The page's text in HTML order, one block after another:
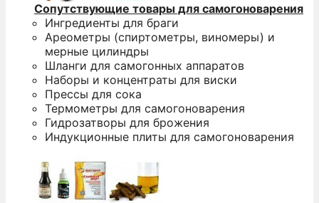
Сопутствующие товары для самогоноварения
Ингредиенты для браги
Ареометры (спиртометры, виномеры) и
мерные цилиндры
Шланги для самогонных аппаратов
Наборы и концентраты для виски
Прессы для сока
Термометры для самогоноварения
Гидрозатворы для брожения
Индукционные плиты для самогоноварения